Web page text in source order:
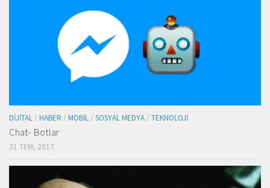
DIJITAL / HABER / MOBIL / SOSYAL MEDYA / TEKNOLOJI
Chat- Botlar
31 TEM, 2017